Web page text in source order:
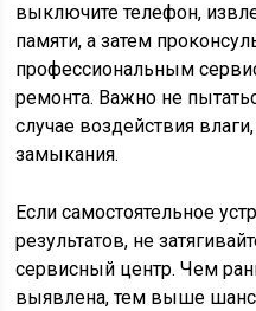
выключите телефон,
памяти, а затем
профессиональным
ремонта. Важно не
случае воздействия
замыкания.
Если самостоятельное
результатов, не
сервисный центр. Чем
выявлена, тем выше